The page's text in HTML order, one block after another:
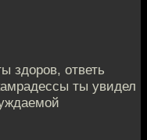
здоров, ответь
ты увидел